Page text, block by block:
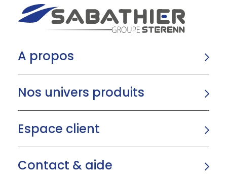
A propos
Nos univers produits
Espace client
Contact & aide